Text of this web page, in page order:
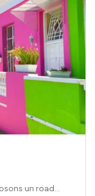
un road...